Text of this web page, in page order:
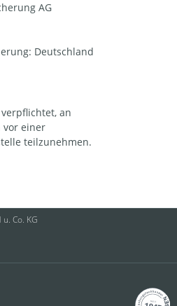
AG
Deutschland
an
vor einer
teilzunehmen.
Co. KG